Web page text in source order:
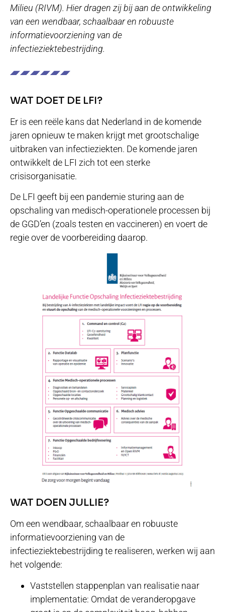
Milieu (RIVM). Hier dragen zij bij aan de ontwikkeling
van een wendbaar, schaalbaar en robuuste
informatievoorziening van de
infectieziektebestrijding.
WAT DOET DE LFI?
Er is een reële kans dat Nederland in de komende
jaren opnieuw te maken krijgt met grootschalige
uitbraken van infectieziekten. De komende jaren
ontwikkelt de LFI zich tot een sterke
crisisorganisatie.
De LFI geeft bij een pandemie sturing aan de
opschaling van medisch-operationele processen bij
de GGD’en (zoals testen en vaccineren) en voert de
regie over de voorbereiding daarop.
WAT DOEN JULLIE?
Om een wendbaar, schaalbaar en robuuste
informatievoorziening van de
infectieziektebestrijding te realiseren, werken wij aan
het volgende:
Vaststellen stappenplan van realisatie naar
implementatie: Omdat de veranderopgave